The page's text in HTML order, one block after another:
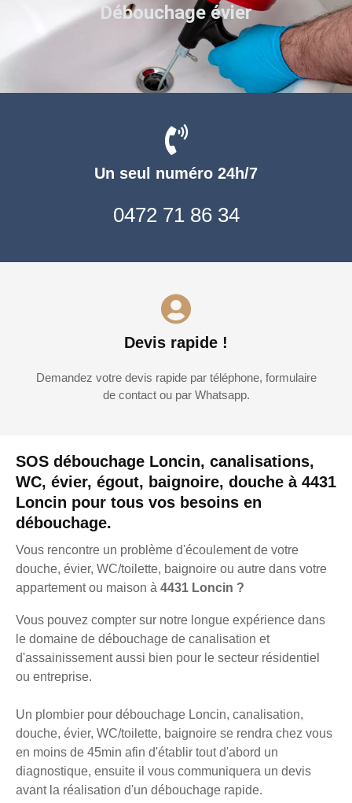
SOS débouchage Loncin, canalisations,
WC, évier, égout, baignoire, douche à 4431
Loncin pour tous vos besoins en
débouchage.
Vous rencontre un problème d'écoulement de votre
douche, évier, WC/toilette, baignoire ou autre dans votre
appartement ou maison à 4431 Loncin ?
Vous pouvez compter sur notre longue expérience dans
le domaine de débouchage de canalisation et
d'assainissement aussi bien pour le secteur résidentiel
ou entreprise.
Un plombier pour débouchage Loncin, canalisation,
douche, évier, WC/toilette, baignoire se rendra chez vous
en moins de 45min afin d'établir tout d'abord un
diagnostique, ensuite il vous communiquera un devis
avant la réalisation d'un débouchage rapide.
Un seul numéro 24h/7
0472 71 86 34
Devis rapide !
Demandez votre devis rapide par téléphone, formulaire
de contact ou par Whatsapp.
Débouchage évier